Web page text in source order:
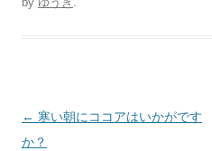
Post
navigation
← 寒い朝にココアはいかがです
か？